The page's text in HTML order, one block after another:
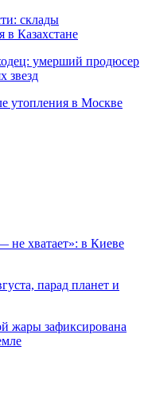
склады
в Казахстане
умерший продюсер
звезд
утопления в Москве
не хватает»: в Киеве
парад планет и
жары зафиксирована